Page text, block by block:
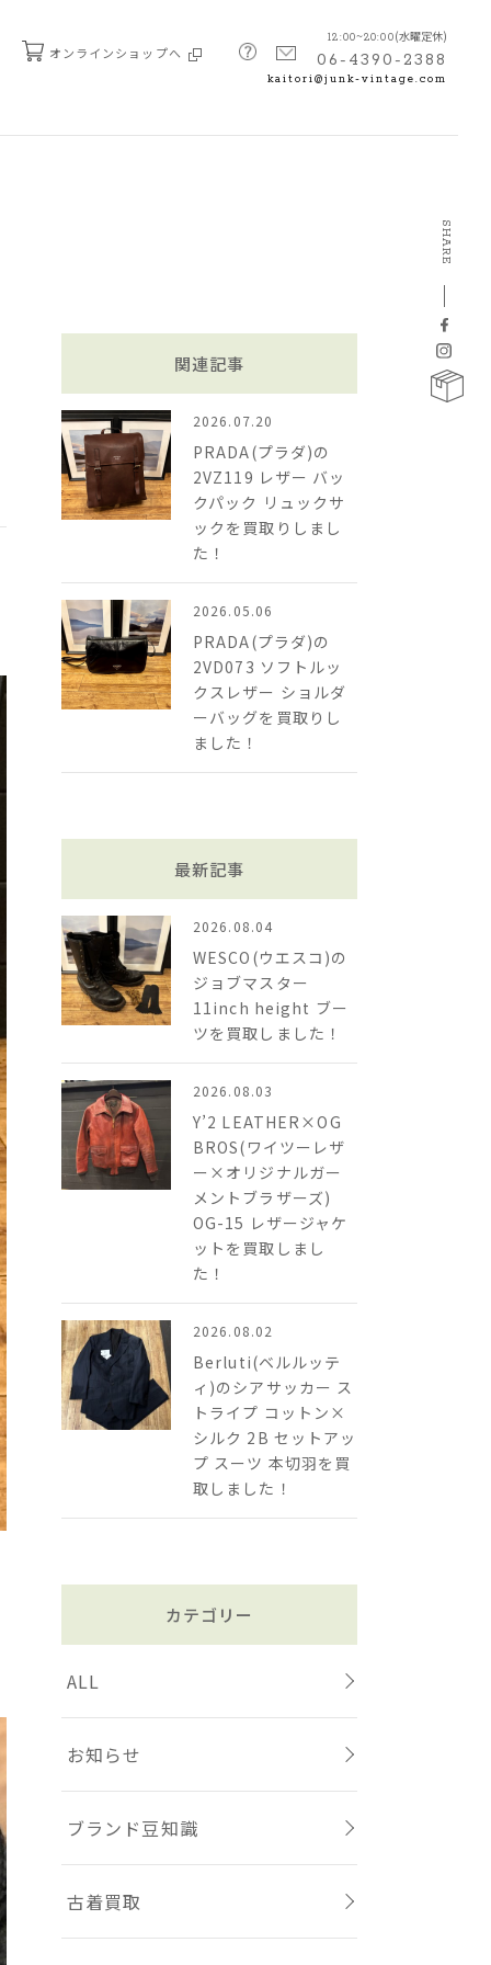
オンラインショップへ
12:00~20:00(水曜定休)
06-4390-2388
kaitori@junk-vintage.com
関連記事
2026.07.20
PRADA(プラダ)の
2VZ119 レザー バッ
クパック リュックサ
ックを買取りしまし
た！
2026.05.06
PRADA(プラダ)の
2VD073 ソフトルッ
クスレザー ショルダ
ーバッグを買取りし
ました！
最新記事
2026.08.04
WESCO(ウエスコ)の
ジョブマスター
11inch height ブー
ツを買取しました！
2026.08.03
Y’2 LEATHER×OG
BROS(ワイツーレザ
ー×オリジナルガー
メントブラザーズ)
OG-15 レザージャケ
ットを買取しまし
た！
2026.08.02
Berluti(ベルルッテ
ィ)のシアサッカー ス
トライプ コットン×
シルク 2B​ セットアッ
プ スーツ 本切羽を買
取しました！
カテゴリー
ALL
お知らせ
ブランド豆知識
古着買取
SHARE